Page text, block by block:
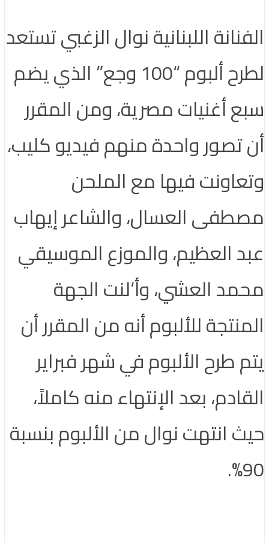
الفنانة اللبنانية نوال الزغبي تستعد
لطرح ألبوم “100 وجع” الذي يضم
سبع أغنيات مصرية، ومن المقرر
أن تصور واحدة منهم فيديو كليب،
وتعاونت فيها مع الملحن
مصطفى العسال، والشاعر إيهاب
عبد العظيم، والموزع الموسيقي
محمد العشي، وأ‘لنت الجهة
المنتجة للألبوم أنه من المقرر أن
يتم طرح الألبوم في شهر فبراير
القادم، بعد الإنتهاء منه كاملاً،
حيث انتهت نوال من الألبوم بنسبة
90%.